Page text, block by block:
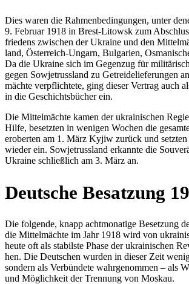
Dies waren die Rah­men­be­din­gun­gen, unter
9. Februar 1918 in Brest-Litowsk zum
frie­dens zwi­schen der Ukraine und den
land, Öster­reich-Ungarn, Bul­ga­rien,
Da die Ukraine sich im Gegen­zug für
gegen Sowjet­russ­land zu Getrei­de­lie­fe­run­gen
mächte ver­pflich­tete, ging dieser Vertrag auch
in die Geschichts­bü­cher ein.
Die Mit­tel­mächte kamen der ukrai­ni­schen
Hilfe, besetz­ten in wenigen Wochen die
erober­ten am 1. März Kyjiw zurück und setzten
wieder ein. Sowjet­russ­land erkannte die
Ukraine schließ­lich am 3. März an.
Deut­sche Besat­zung
Die fol­gende, knapp acht­mo­na­tige Beset­zung
die Mit­tel­mächte im Jahr 1918 wird von
heute oft als sta­bilste Phase der ukrai­ni­schen
hen. Die Deut­schen wurden in dieser Zeit
sondern als Ver­bün­dete wahr­ge­nom­men – als
und Mög­lich­keit der Tren­nung von Moskau.